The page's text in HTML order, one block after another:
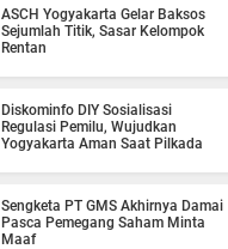
ASCH Yogyakarta Gelar Baksos
Sejumlah Titik, Sasar Kelompok
Rentan
Diskominfo DIY Sosialisasi
Regulasi Pemilu, Wujudkan
Yogyakarta Aman Saat Pilkada
Sengketa PT GMS Akhirnya Damai
Pasca Pemegang Saham Minta
Maaf